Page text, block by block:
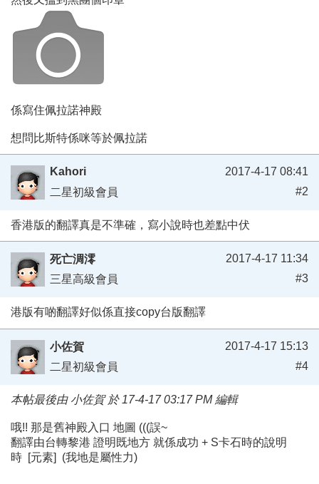
係寫住佩拉諾神殿
想問比斯特係咪等於佩拉諾
Kahori
二星初級會員
2017-4-17 08:41
#2
香港版的翻譯真是不準確，寫小說時也差點中伏
死亡淍澪
三星高級會員
2017-4-17 11:34
#3
港版有啲翻譯好似係直接copy台版翻譯
小佐賀
二星初級會員
2017-4-17 15:13
#4
本帖最後由 小佐賀 於 17-4-17 03:17 PM 編輯
哦!! 那是舊神殿入口 地圖 (((誤~
翻譯由台轉黎港 證明既地方 就係成功 + S卡石時的說明
時 [元素] (我地是屬性力)